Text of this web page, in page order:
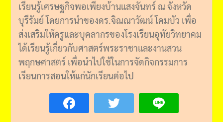
เรียนรู้เศรษฐกิจพอเพียงบ้านแสงจันทร์ ณ จังหวัด
บุรีรัมย์ โดยการนำของดร.จิณณาวัฒน์ โคมบัว เพื่อ
ส่งเสริมให้ครูและบุคลากรของโรงเรียนอุทัยวิทยาคม
ได้เรียนรู้เกี่ยวกับศาสตร์พระราชาและงานสวน
พฤกษศาสตร์ เพื่อนำไปใช้ในการจัดกิจกรรมการ
เรียนการสอนให้แก่นักเรียนต่อไป